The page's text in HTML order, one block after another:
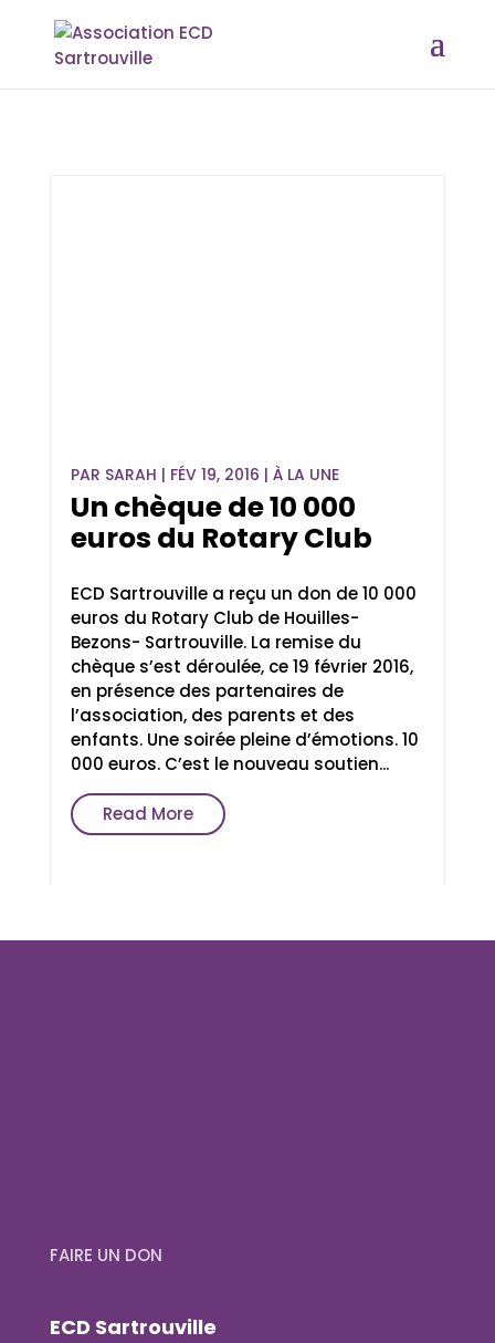
PAR SARAH | FÉV 19, 2016 |À LA UNE
Un chèque de 10 000
euros du Rotary Club
ECD Sartrouville a reçu un don de 10 000
euros du Rotary Club de Houilles-
Bezons- Sartrouville. La remise du
chèque s’est déroulée, ce 19 février 2016,
en présence des partenaires de
l’association, des parents et des
enfants. Une soirée pleine d’émotions. 10
000 euros. C’est le nouveau soutien...
Read More
FAIRE UN DON
ECD Sartrouville